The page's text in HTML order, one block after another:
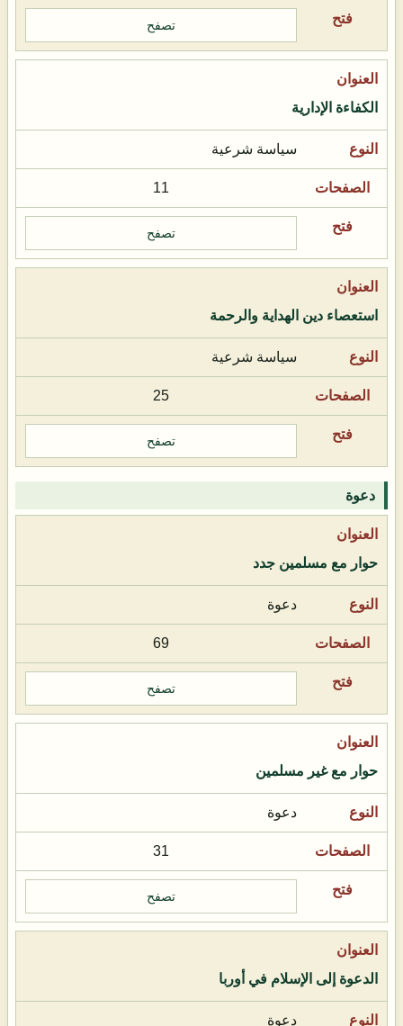
تصفح
الكفاءة الإدارية
سياسة شرعية
11
تصفح
استعصاء دين الهداية والرحمة
سياسة شرعية
25
تصفح
دعوة
حوار مع مسلمين جدد
دعوة
69
تصفح
حوار مع غير مسلمين
دعوة
31
تصفح
الدعوة إلى الإسلام في أوربا
دعوة